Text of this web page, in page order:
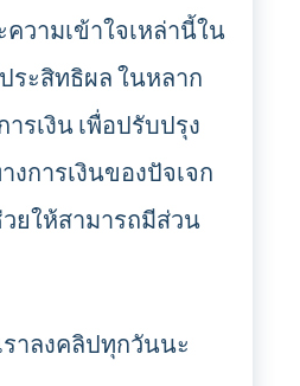
วามเข้าใจเหล่านี้ใน
ระสิทธิผล ในหลาก
รเงิน เพื่อปรับปรุง
การเงินของปัจเจก
ยให้สามารถมีส่วน
ลงคลิปทุกวันนะ